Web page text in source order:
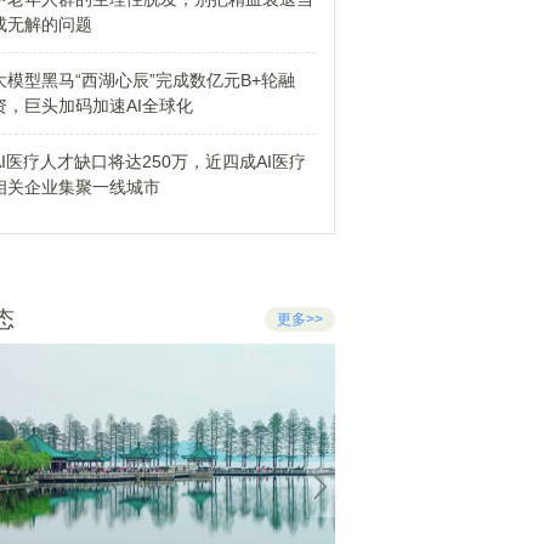
无解的问题
模型黑马“西湖心辰”完成数亿元B+轮融
，巨头加码加速AI全球化
医疗人才缺口将达250万，近四成AI医疗
关企业集聚一线城市
更多>>